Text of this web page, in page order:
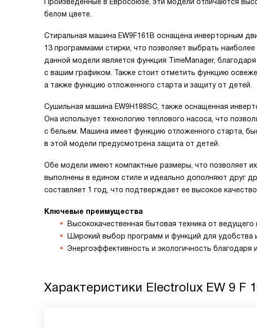
белом цвете.
Стиральная машина EW9F161B оснащена инверторным
13 программами стирки, что позволяет выбрать
данной модели является функция TimeManager,
с вашим графиком. Также стоит отметить функцию
а также функцию отложенного старта и защиту от детей.
Сушильная машина EW9H188SC, также оснащенная
Она использует технологию теплового насоса, что
с бельем. Машина имеет функцию отложенного старта,
в этой модели предусмотрена защита от детей.
Обе модели имеют компактные размеры, что позволяет
выполнены в едином стиле и идеально дополняют друг
составляет 1 год, что подтверждает ее высокое
Ключевые преимущества
Высококачественная бытовая техника от ведущего
Широкий выбор программ и функций для удобства
Энергоэффективность и экологичность благодаря
Характеристики Electrolux EW 9 F